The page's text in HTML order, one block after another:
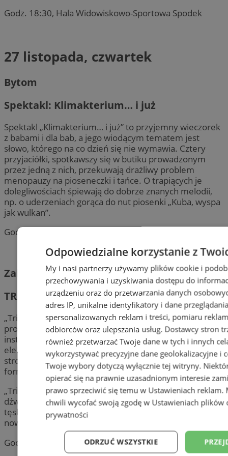
Godz. 18:30, Hala Widowiskowo-Sportowa Spodek
27 listopada, czwartek
Bytom
Spektakl: Klimakterium… i już
Spektakl „Klimakterium… i już” to przyjemny wieczorek
z babami i dla bab, a jego wiodącym tematem jest
słowo, którego na co dzień się nie wymawia. Cztery
przyjaciółki, spotkawszy się w butiku prowadzonym
przez jedną z nich, przekuwają drażliwy problem
menopauzy na pioseneczki i tańce. O trapiących je
dolegliwościach śpiewają do dobrze znanych melodii,
np. o uderzeniach gorąca do nut piosenki „Kuba, wyspa
jak wulkan”.
Godz. 19:00, Bytomskie Centrum Kultury
Zabrze
TRIP HOP MEETS ORCHESTRA
„Trip Hop meets Orchestra” to pierwszy tego typu
projekt koncertowy, w którym klasyczne brzmienie
instrumentów smyczkowych spotyka się z beatem,
elektroniką i hipnotycznymi wokalami. To ukłon w
stronę legend trip hopu, podany we współczesnej
formie.
„Trip Hop meets Orchestra” to doświadczenie
dźwiękowo-świetlne, wydarzenie dla tych, którzy
tęsknią za atmosferą bristol sound i chcą ją poczuć na
nowo.
Godz. 19:00, Dom Muzyki i Tańca
Odpowiedzialne korzystanie z
My i nasi partnerzy używamy plików cookie i
przechowywania i uzyskiwania dostępu do
urządzeniu oraz do przetwarzania danych
adres IP, unikalne identyfikatory i dane
spersonalizowanych reklam i treści, pomiaru
odbiorców oraz ulepszania usług. Dostawcy stron
również przetwarzać Twoje dane w tych i innych
wykorzystywać precyzyjne dane geolokalizacyjne i
Twoje wybory dotyczą wyłącznie tej witryny.
opierać się na prawnie uzasadnionym interesie
prawo sprzeciwić się temu w Ustawieniach reklam.
chwili wycofać swoją zgodę w Ustawieniach plików
prywatności
ODRZUĆ WSZYSTKIE